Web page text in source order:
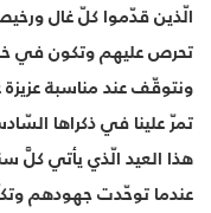
الّذين قدّموا كلّ غال
تحرص عليهم وتكون في
ونتوقّف عند مناسبة عزيزة
تمرّ علينا في ذكراها
هذا العيد الّذي يأتي كلَّ
عندما توحّدت جهودهم